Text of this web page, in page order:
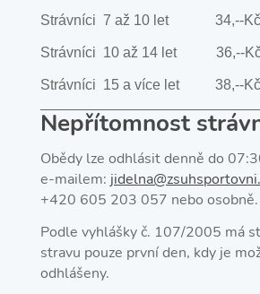
Strávníci 7 až 10 let
Strávníci 10 až 14 let
Strávníci 15 a více let
Nepřítomnost
Obědy lze odhlásit denně do
e‑mailem:
+420 605 203 057 nebo osobně.
Podle vyhlášky č. 107/2005 má
stravu pouze první den, kdy je
odhlášeny.